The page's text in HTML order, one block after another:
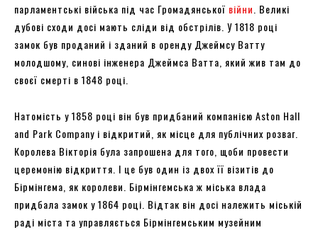
парламентські війська під час Громадянської війни . Великі
дубові сходи досі мають сліди від обстрілів. У 1818 році
замок був проданий і зданий в оренду Джеймсу Ватту
молодшому, синові інженера Джеймса Ватта, який жив там до
своєї смерті в 1848 році.
Натомість у 1858 році він був придбаний компанією Aston Hall
and Park Company і відкритий, як місце для публічних розваг.
Королева Вікторія була запрошена для того, щоби провести
церемонію відкриття. І це був один із двох її візитів до
Бірмінгема, як королеви. Бірмінгемська ж міська влада
придбала замок у 1864 році. Відтак він досі належить міській
раді міста та управляється Бірмінгемським музейним